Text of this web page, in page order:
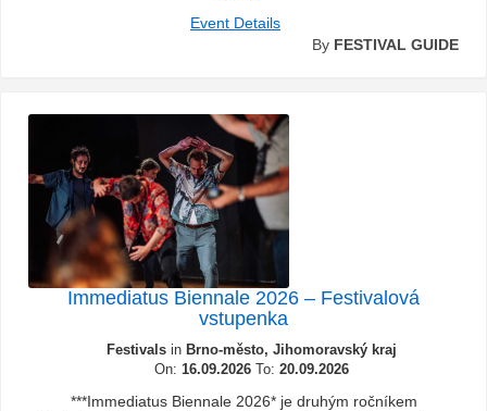
Event Details
By FESTIVAL GUIDE
Immediatus Biennale 2026 – Festivalová
vstupenka
Festivals in Brno-město, Jihomoravský kraj
On: 16.09.2026 To: 20.09.2026
***Immediatus Biennale 2026* je druhým ročníkem